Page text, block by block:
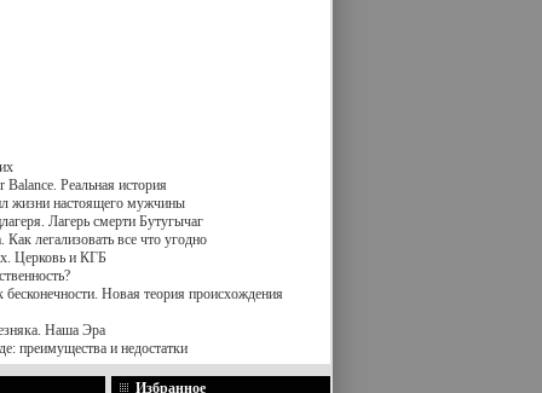
Balance. Реальная история
жизни настоящего мужчины
Лагерь смерти Бутугычаг
легализовать все что угодно
Церковь и КГБ
бесконечности. Новая теория происхождения
Наша Эра
преимущества и недостатки
Избранное